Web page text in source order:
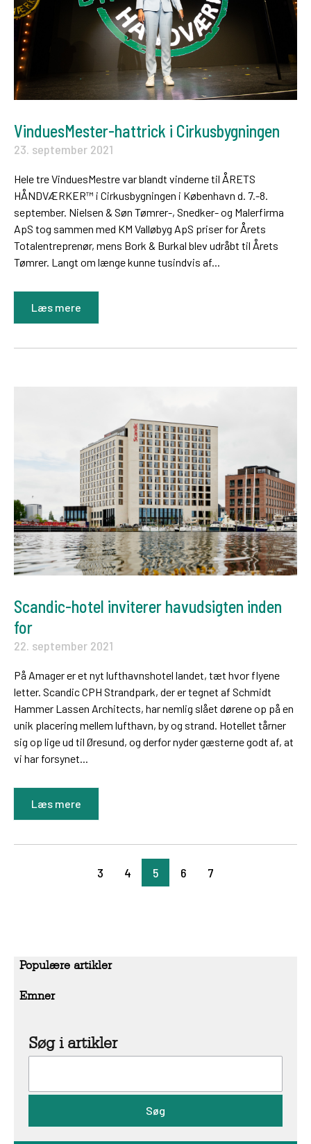
VinduesMester-hattrick i Cirkusbygningen
23. september 2021
Hele tre VinduesMestre var blandt vinderne til ÅRETS
HÅNDVÆRKER™ i Cirkusbygningen i København d. 7.-8.
september. Nielsen & Søn Tømrer-, Snedker- og Malerfirma
ApS tog sammen med KM Valløbyg ApS priser for Årets
Totalentreprenør, mens Bork & Burkal blev udråbt til Årets
Tømrer. Langt om længe kunne tusindvis af...
Læs mere
Scandic-hotel inviterer havudsigten inden
for
22. september 2021
På Amager er et nyt lufthavnshotel landet, tæt hvor flyene
letter. Scandic CPH Strandpark, der er tegnet af Schmidt
Hammer Lassen Architects, har nemlig slået dørene op på en
unik placering mellem lufthavn, by og strand. Hotellet tårner
sig op lige ud til Øresund, og derfor nyder gæsterne godt af, at
vi har forsynet...
Læs mere
3 4 5 6 7
Populære artikler
Emner
Søg i artikler
Søg